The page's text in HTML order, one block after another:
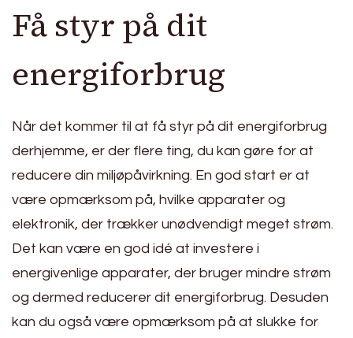
Få styr på dit
energiforbrug
Når det kommer til at få styr på dit energiforbrug
derhjemme, er der flere ting, du kan gøre for at
reducere din miljøpåvirkning. En god start er at
være opmærksom på, hvilke apparater og
elektronik, der trækker unødvendigt meget strøm.
Det kan være en god idé at investere i
energivenlige apparater, der bruger mindre strøm
og dermed reducerer dit energiforbrug. Desuden
kan du også være opmærksom på at slukke for